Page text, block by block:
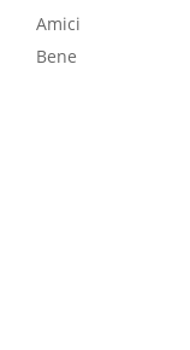
Amici
Bene